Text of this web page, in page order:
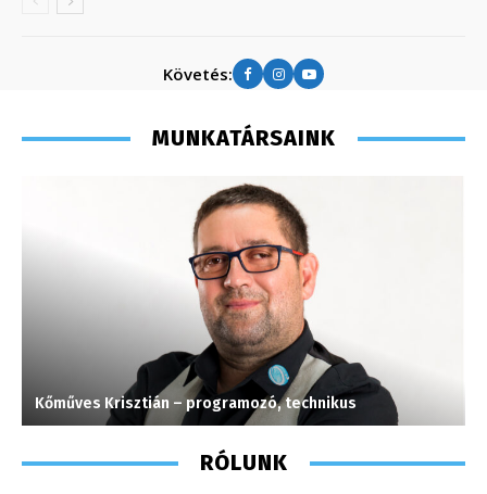
Követés:
MUNKATÁRSAINK
Kőműves Krisztián – programozó, technikus
RÓLUNK